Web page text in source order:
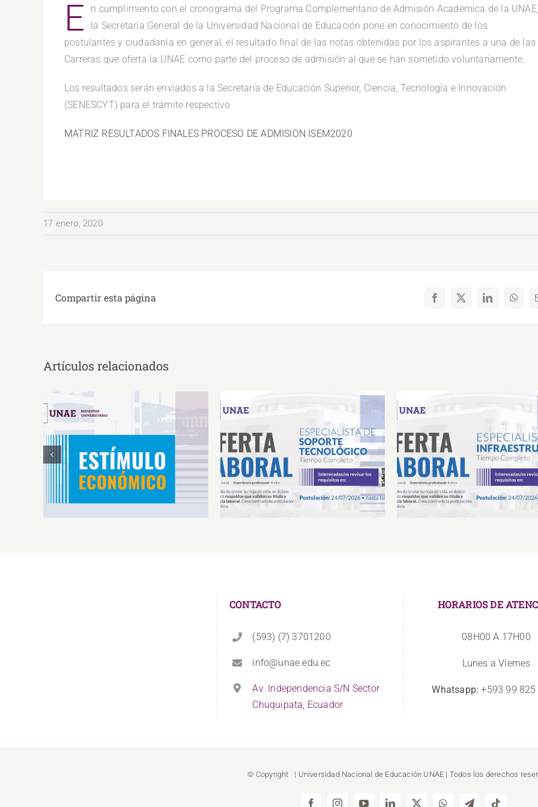
E
n cumplimiento con el cronograma del Programa Complementario de Admisión Académica de la UNAE,
la Secretaría General de la Universidad Nacional de Educación pone en conocimiento de los
postulantes y ciudadanía en general, el resultado final de las notas obtenidas por los aspirantes a una de las
Carreras que oferta la UNAE como parte del proceso de admisión al que se han sometido voluntariamente.
Los resultados serán enviados a la Secretaría de Educación Superior, Ciencia, Tecnología e Innovación
(SENESCYT) para el trámite respectivo
MATRIZ RESULTADOS FINALES PROCESO DE ADMISION ISEM2020
17 enero, 2020
Compartir esta página Facebook
X LinkedIn
Artículos relacionados
Estímulos Económicos para
Deportistas de Alto
Rendimiento IS2026
Oferta Laboral Especialista de
Soporte Tecnológico
Oferta Laboral Especialista
Infraestructura
CONTACTO
(593) (7) 3701200
info@unae.edu.ec
Av. Independencia S/N Sector
Chuquipata, Ecuador
HORARIOS DE
08H00 A 17H00
Lunes a Viernes
Whatsapp: +593 99 825
© Copyright | Universidad Nacional de Educación UNAE | Todos los derechos